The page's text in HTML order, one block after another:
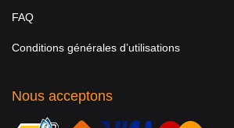
FAQ
Conditions générales d’utilisations
Nous acceptons